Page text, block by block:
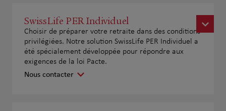
SwissLife PER Individuel
Choisir de préparer votre retraite dans des conditions
privilégiées. Notre solution SwissLife PER Individuel a
été spécialement développée pour répondre aux
exigences de la loi Pacte.
Nous contacter